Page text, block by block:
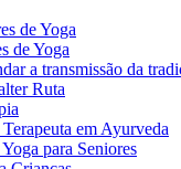
de Yoga
de Yoga
a transmissão da
Ruta
em Ayurveda
para Seniores